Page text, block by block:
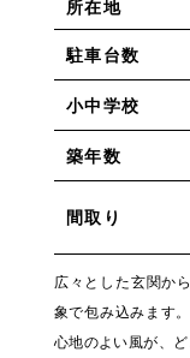
所在地
駐車台数
小中学校
築年数
間取り
広々とした玄関か
象で包み込みます
心地のよい風が、